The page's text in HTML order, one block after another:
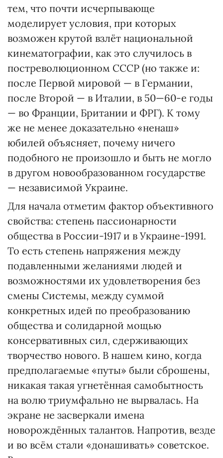
тем, что почти исчерпывающе
моделирует условия, при которых
возможен крутой взлёт национальной
кинематографии, как это случилось в
постреволюционном СССР (но также и:
после Первой мировой — в Германии,
после Второй — в Италии, в 50—60-е годы
— во Франции, Британии и ФРГ). К тому
же не менее доказательно «ненаш»
юбилей объясняет, почему ничего
подобного не произошло и быть не могло
в другом новообразованном государстве
— независимой Украине.
Для начала отметим фактор объективного
свойства: степень пассионарности
общества в России-1917 и в Украине-1991.
То есть степень напряжения между
подавленными желаниями людей и
возможностями их удовлетворения без
смены Системы, между суммой
конкретных идей по преобразованию
общества и солидарной мощью
консервативных сил, сдерживающих
творчество нового. В нашем кино, когда
предполагаемые «путы» были сброшены,
никакая такая угнетённая самобытность
на волю триумфально не вырвалась. На
экране не засверкали имена
новорождённых талантов. Напротив, везде
и во всём стали «донашивать» советское.